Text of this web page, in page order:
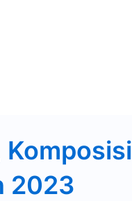
Komposisi
2023